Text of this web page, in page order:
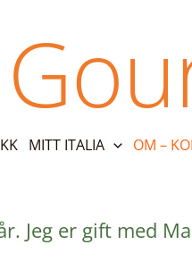
MITT ITALIA OM –
Jeg er gift med